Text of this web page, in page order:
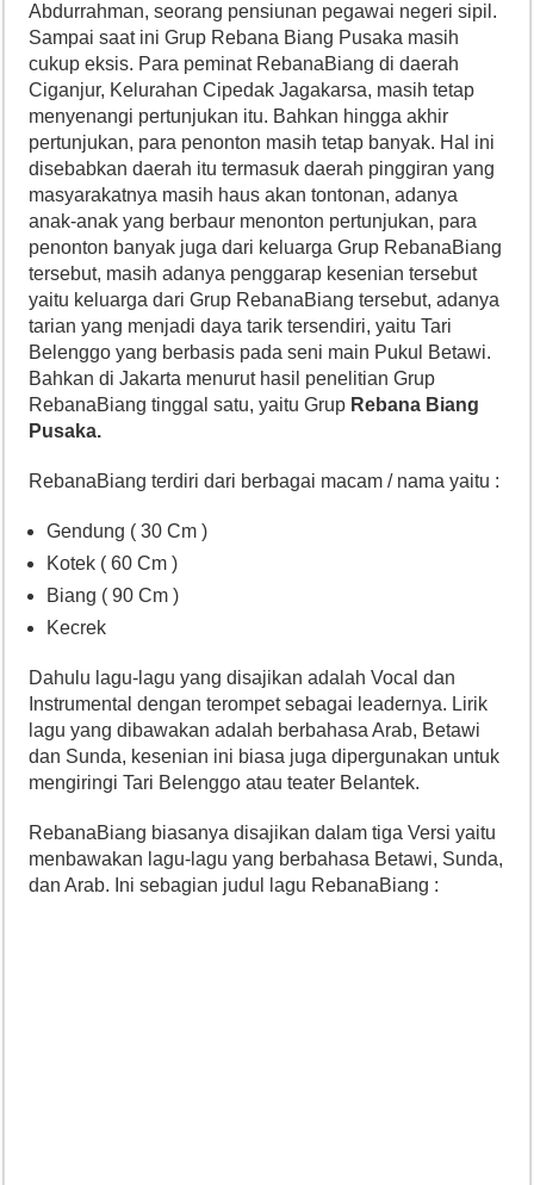
Abdurrahman, seorang pensiunan pegawai negeri sipil.
Sampai saat ini Grup Rebana Biang Pusaka masih
cukup eksis. Para peminat RebanaBiang di daerah
Ciganjur, Kelurahan Cipedak Jagakarsa, masih tetap
menyenangi pertunjukan itu. Bahkan hingga akhir
pertunjukan, para penonton masih tetap banyak. Hal ini
disebabkan daerah itu termasuk daerah pinggiran yang
masyarakatnya masih haus akan tontonan, adanya
anak-anak yang berbaur menonton pertunjukan, para
penonton banyak juga dari keluarga Grup RebanaBiang
tersebut, masih adanya penggarap kesenian tersebut
yaitu keluarga dari Grup RebanaBiang tersebut, adanya
tarian yang menjadi daya tarik tersendiri, yaitu Tari
Belenggo yang berbasis pada seni main Pukul Betawi.
Bahkan di Jakarta menurut hasil penelitian Grup
RebanaBiang tinggal satu, yaitu Grup Rebana Biang
Pusaka.
RebanaBiang terdiri dari berbagai macam / nama yaitu :
Gendung ( 30 Cm )
Kotek ( 60 Cm )
Biang ( 90 Cm )
Kecrek
Dahulu lagu-lagu yang disajikan adalah Vocal dan
Instrumental dengan terompet sebagai leadernya. Lirik
lagu yang dibawakan adalah berbahasa Arab, Betawi
dan Sunda, kesenian ini biasa juga dipergunakan untuk
mengiringi Tari Belenggo atau teater Belantek.
RebanaBiang biasanya disajikan dalam tiga Versi yaitu
menbawakan lagu-lagu yang berbahasa Betawi, Sunda,
dan Arab. Ini sebagian judul lagu RebanaBiang :